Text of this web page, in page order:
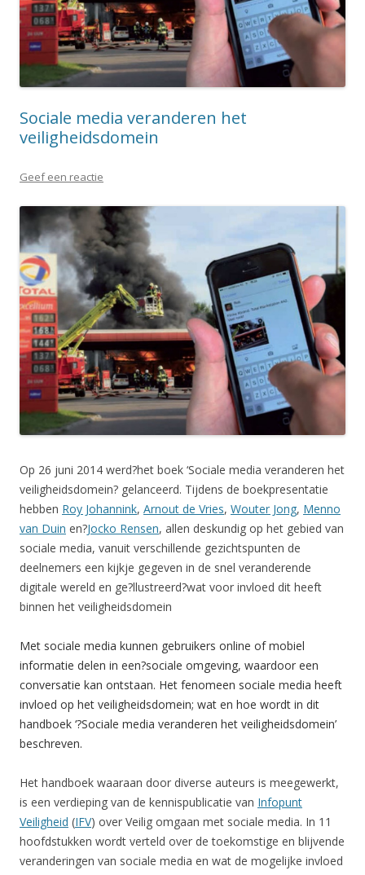
Sociale media veranderen het
veiligheidsdomein
Geef een reactie
Op 26 juni 2014 werd?het boek ‘Sociale media veranderen het
veiligheidsdomein? gelanceerd. Tijdens de boekpresentatie
hebben Roy Johannink, Arnout de Vries, Wouter Jong, Menno
van Duin en?Jocko Rensen, allen deskundig op het gebied van
sociale media, vanuit verschillende gezichtspunten de
deelnemers een kijkje gegeven in de snel veranderende
digitale wereld en ge?llustreerd?wat voor invloed dit heeft
binnen het veiligheidsdomein
Met sociale media kunnen gebruikers online of mobiel
informatie delen in een?sociale omgeving, waardoor een
conversatie kan ontstaan. Het fenomeen sociale media heeft
invloed op het veiligheidsdomein; wat en hoe wordt in dit
handboek ‘?Sociale media veranderen het veiligheidsdomein’
beschreven.
Het handboek waaraan door diverse auteurs is meegewerkt,
is een verdieping van de kennispublicatie van Infopunt
Veiligheid (IFV) over Veilig omgaan met sociale media. In 11
hoofdstukken wordt verteld over de toekomstige en blijvende
veranderingen van sociale media en wat de mogelijke invloed